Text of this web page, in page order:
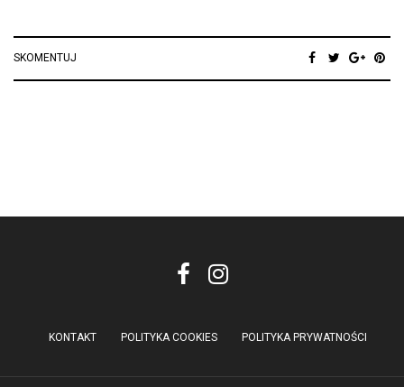
SKOMENTUJ
KONTAKT POLITYKA COOKIES POLITYKA PRYWATNOŚCI